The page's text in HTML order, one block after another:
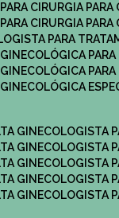
PARA CIRURGIA
PARA CIRURGIA
PARA
GINECOLÓGICA
GINECOLÓGICA
GINECOLÓGICA
GINECOLOGISTA
GINECOLOGISTA
GINECOLOGISTA
GINECOLOGISTA
GINECOLOGISTA